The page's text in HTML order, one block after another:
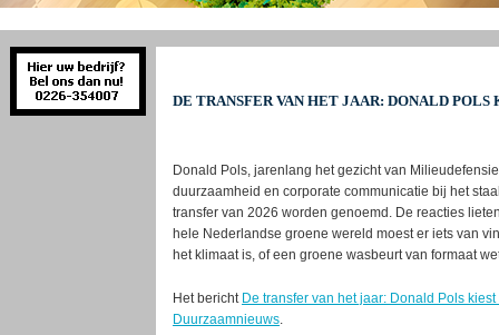
DE TRANSFER VAN HET JAAR: DONALD POLS
Donald Pols, jarenlang het gezicht van
duurzaamheid en corporate communicatie bij het
transfer van 2026 worden genoemd. De reacties
hele Nederlandse groene wereld moest er iets van
het klimaat is, of een groene wasbeurt van formaat
Het bericht De transfer van het jaar: Donald Pols
Duurzaamnieuws.